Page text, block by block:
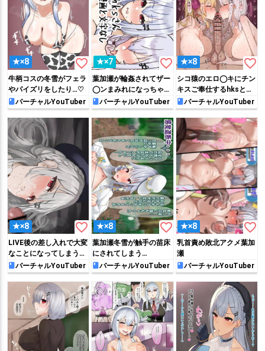
★×8 favorite_border
牛柄コスの冬雪がフェラ
やパイズリをしたり…♡
バーチャルYouTuber
★×7 favorite_border
葉加瀬が輪姦されてザー
◯ンまみれになっちゃ
う!!バーチャルYouTuber
★×8 favorite_border
シコ猿のエロ◯キにチン
キスご奉仕するhksと
ron様 おまけ差分
バーチャルYouTuber
★×8 favorite_border
LIVE後の差し入れで大変
なことになってしまう葉
◯瀬さん
バーチャルYouTuber
★×8 favorite_border
葉加瀬冬雪が触手の苗床
にされてしまう…
バーチャルYouTuber
★×8 favorite_border
乳首責め敗北アクメ葉加
瀬
バーチャルYouTuber